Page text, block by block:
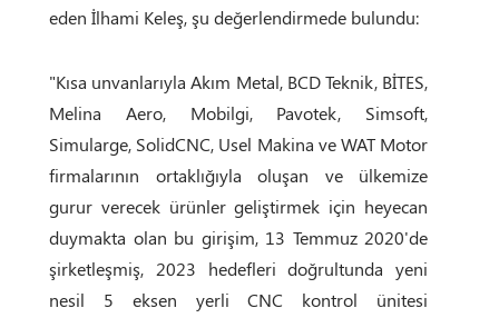
eden İlhami Keleş, şu değerlendirmede bulundu:
"Kısa unvanlarıyla Akım Metal, BCD Teknik, BİTES,
Melina Aero, Mobilgi, Pavotek, Simsoft,
Simularge, SolidCNC, Usel Makina ve WAT Motor
firmalarının ortaklığıyla oluşan ve ülkemize
gurur verecek ürünler geliştirmek için heyecan
duymakta olan bu girişim, 13 Temmuz 2020'de
şirketleşmiş, 2023 hedefleri doğrultunda yeni
nesil 5 eksen yerli CNC kontrol ünitesi